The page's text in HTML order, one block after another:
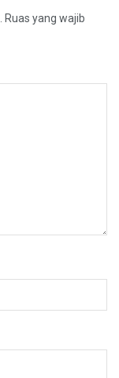
Ruas yang wajib